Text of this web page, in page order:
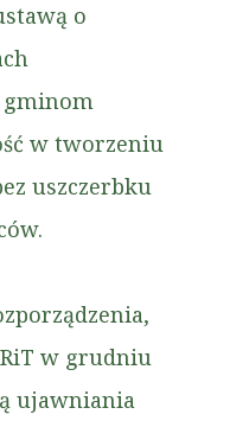
o
gminom
w tworzeniu
uszczerbku
w grudniu
ujawniania